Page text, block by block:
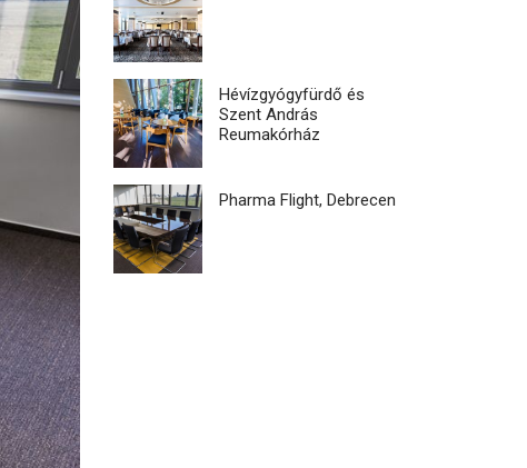
Hévízgyógyfürdő és
Szent András
Reumakórház
Pharma Flight, Debrecen